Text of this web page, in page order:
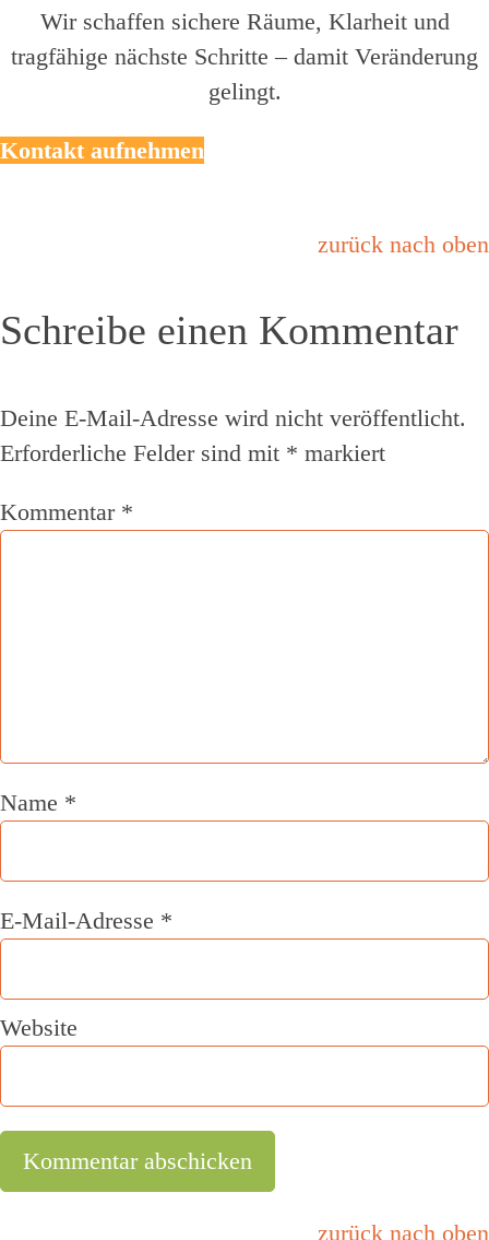
Wir schaffen sichere Räume, Klarheit und
tragfähige nächste Schritte – damit Veränderung
gelingt.
Kontakt aufnehmen
zurück nach oben
Schreibe einen Kommentar
Deine E-Mail-Adresse wird nicht veröffentlicht.
Erforderliche Felder sind mit * markiert
Kommentar *
Name *
E-Mail-Adresse *
Website
zurück nach oben